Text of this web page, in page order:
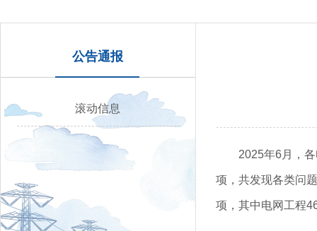
公告通报
滚动信息
2025年6月，
项，共发现各类问
项，其中电网工程